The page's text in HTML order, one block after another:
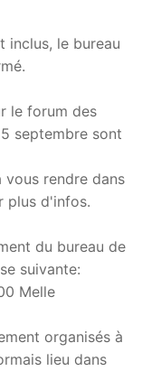
inclus, le bureau
le forum des
septembre sont
rendre dans
plus d'infos.
du bureau de
suivante:
Melle
organisés à
lieu dans